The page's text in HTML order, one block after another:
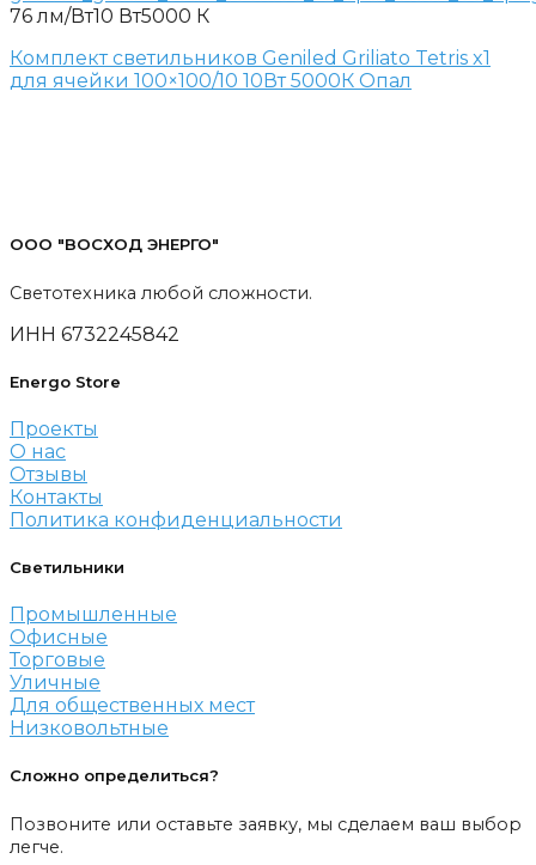
76 лм/Вт10 Вт5000 К
Комплект светильников Geniled Griliato Tetris x1
для ячейки 100×100/10 10Вт 5000К Опал
ООО "ВОСХОД ЭНЕРГО"
Светотехника любой сложности.
ИНН 6732245842
Energo Store
Проекты
О нас
Отзывы
Контакты
Политика конфиденциальности
Светильники
Промышленные
Офисные
Торговые
Уличные
Для общественных мест
Низковольтные
Сложно определиться?
Позвоните или оставьте заявку, мы сделаем ваш выбор
легче.